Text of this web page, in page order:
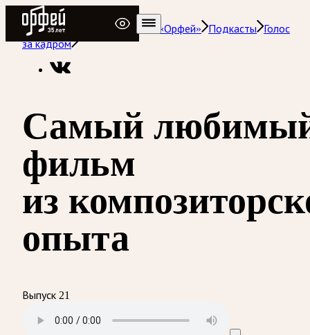
Радио Орфей
Радио классической музыки «Орфей»
Подкасты
Голос
за кадром
Самый
фильм
из
опыта
Выпуск 21